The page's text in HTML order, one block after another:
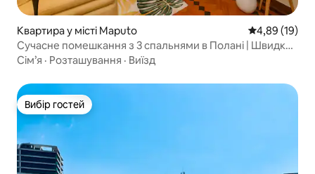
Квартира у місті Maputo Середня
4,89 (19)
Сучасне помешкання з 3 спальнями в Полані | Швидкий
Wi-Fi • Відмінне розташування
Сім’я · Розташування · Виїзд
Вибір гостей
Вибір гостей